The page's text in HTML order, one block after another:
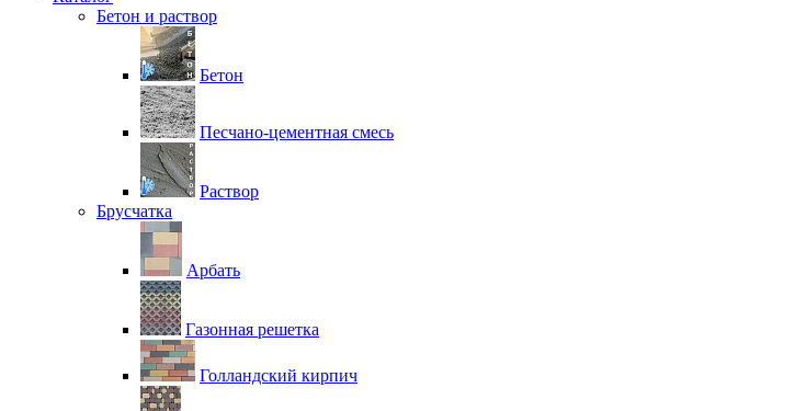
Бетон и раствор
Бетон
Песчано-цементная смесь
Раствор
Брусчатка
Арбать
Газонная решетка
Голландский кирпич